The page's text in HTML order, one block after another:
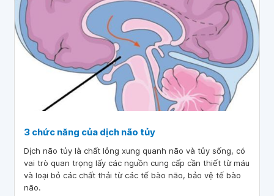
3 chức năng của dịch não tủy
Dịch não tủy là chất lỏng xung quanh não và tủy sống, có
vai trò quan trọng lấy các nguồn cung cấp cần thiết từ máu
và loại bỏ các chất thải từ các tế bào não, bảo vệ tế bào
não.